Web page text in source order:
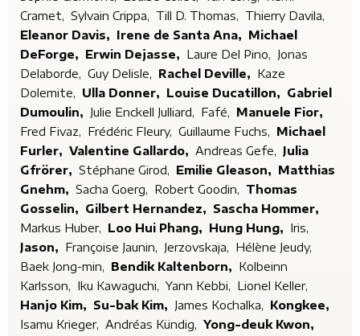
Cramet, Sylvain Crippa, Till D. Thomas, Thierry Davila,
Eleanor Davis, Irene de Santa Ana, Michael
DeForge,
Erwin Dejasse, Laure Del Pino, Jonas
Delaborde, Guy Delisle, Rachel Deville, Kaze
Dolemite,
Ulla Donner, Louise Ducatillon, Gabriel
Dumoulin, Julie Enckell Julliard, Fafé, Manuele Fior,
Fred Fivaz, Frédéric Fleury, Guillaume Fuchs, Michael
Furler, Valentine Gallardo, Andreas Gefe, Julia
Gfrörer, Stéphane Girod, Emilie Gleason, Matthias
Gnehm, Sacha Goerg, Robert Goodin, Thomas
Gosselin, Gilbert Hernandez, Sascha Hommer,
Markus Huber, Loo Hui Phang, Hung Hung, Iris,
Jason, Françoise Jaunin, Jerzovskaja, Hélène Jeudy,
Baek Jong-min, Bendik Kaltenborn, Kolbeinn
Karlsson, Iku Kawaguchi, Yann Kebbi, Lionel Keller,
Hanjo Kim, Su-bak Kim, James Kochalka, Kongkee,
Isamu Krieger, Andréas Kündig, Yong-deuk Kwon,